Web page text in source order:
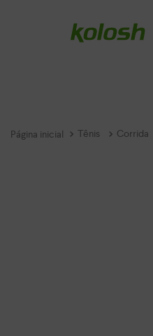
Tênis Corrida